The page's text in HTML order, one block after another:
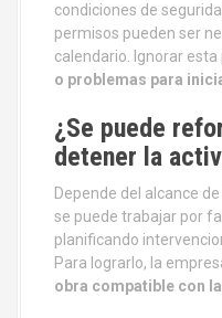
condiciones de
permisos pueden ser
calendario. Ignorar
o problemas para
¿Se puede
detener la
Depende del alcance
se puede trabajar por
planificando
Para lograrlo, la
obra compatible con